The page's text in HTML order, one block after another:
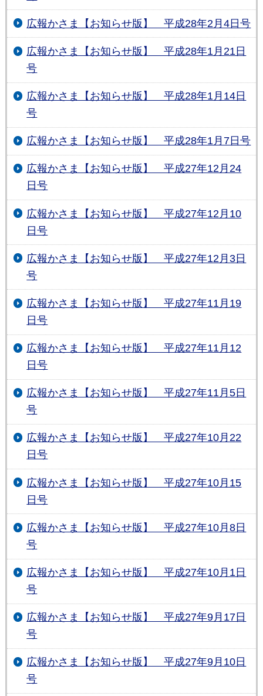
広報かさま【お知らせ版】 平成28年2月4日号
広報かさま【お知らせ版】 平成28年1月21日
号
広報かさま【お知らせ版】 平成28年1月14日
号
広報かさま【お知らせ版】 平成28年1月7日号
広報かさま【お知らせ版】 平成27年12月24
日号
広報かさま【お知らせ版】 平成27年12月10
日号
広報かさま【お知らせ版】 平成27年12月3日
号
広報かさま【お知らせ版】 平成27年11月19
日号
広報かさま【お知らせ版】 平成27年11月12
日号
広報かさま【お知らせ版】 平成27年11月5日
号
広報かさま【お知らせ版】 平成27年10月22
日号
広報かさま【お知らせ版】 平成27年10月15
日号
広報かさま【お知らせ版】 平成27年10月8日
号
広報かさま【お知らせ版】 平成27年10月1日
号
広報かさま【お知らせ版】 平成27年9月17日
号
広報かさま【お知らせ版】 平成27年9月10日
号